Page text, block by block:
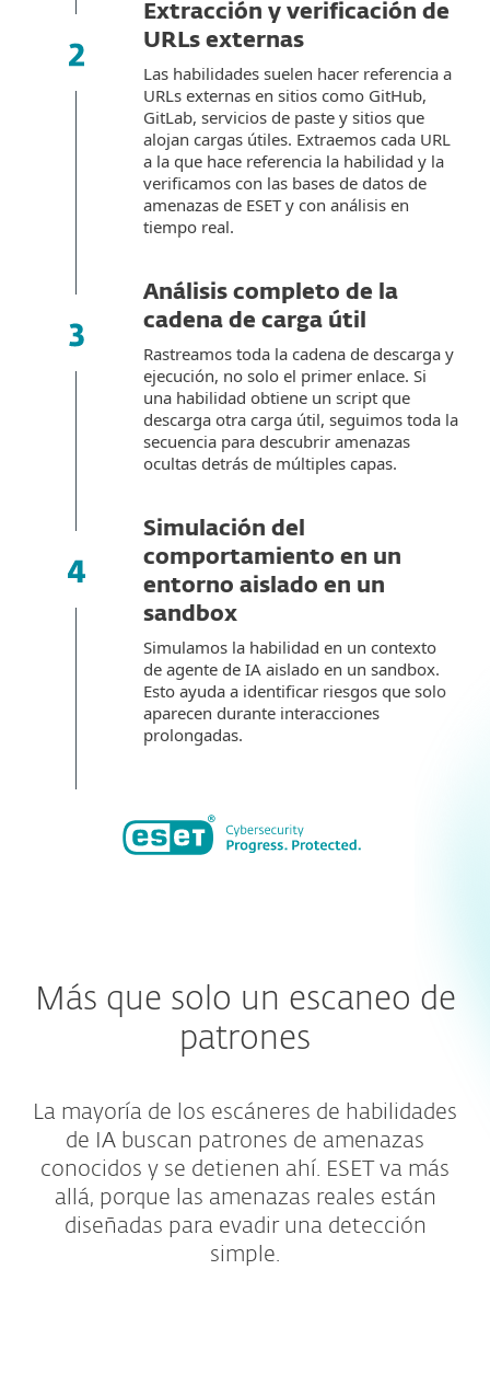
Extracción y verificación de
URLs externas
Las habilidades suelen hacer referencia a
URLs externas en sitios como GitHub,
GitLab, servicios de paste y sitios que
alojan cargas útiles. Extraemos cada URL
a la que hace referencia la habilidad y la
verificamos con las bases de datos de
amenazas de ESET y con análisis en
tiempo real.
Análisis completo de la
cadena de carga útil
Rastreamos toda la cadena de descarga y
ejecución, no solo el primer enlace. Si
una habilidad obtiene un script que
descarga otra carga útil, seguimos toda la
secuencia para descubrir amenazas
ocultas detrás de múltiples capas.
Simulación del
comportamiento en un
entorno aislado en un
sandbox
Simulamos la habilidad en un contexto
de agente de IA aislado en un sandbox.
Esto ayuda a identificar riesgos que solo
aparecen durante interacciones
prolongadas.
Más que solo un escaneo de
patrones
La mayoría de los escáneres de habilidades
de IA buscan patrones de amenazas
conocidos y se detienen ahí. ESET va más
allá, porque las amenazas reales están
diseñadas para evadir una detección
simple.